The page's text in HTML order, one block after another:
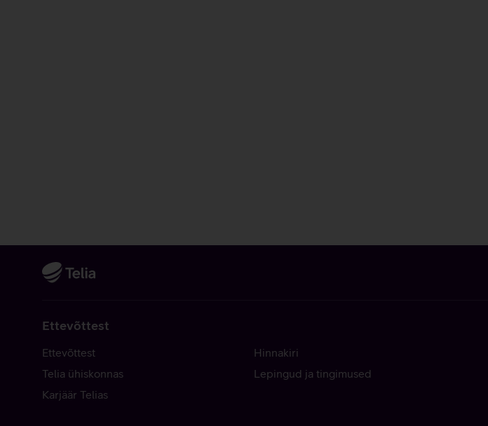
Ettevõttest
Ettevõttest
Telia ühiskonnas
Karjäär Telias
Hinnakiri
Lepingud ja tingimused